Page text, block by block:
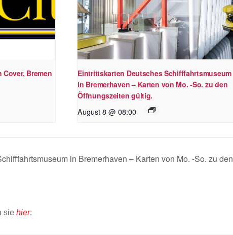
Bremen
Eintrittskarten Deutsches Schifffahrtsmuseum
in Bremerhaven – Karten von Mo. -So. zu den
Öffnungszeiten gültig.
August 8 @ 08:00
in Bremerhaven – Karten von Mo. -So. zu den
sie hier: